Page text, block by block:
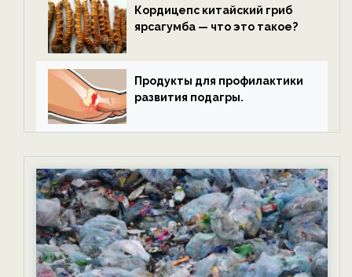
Кордицепс китайский гриб
ярсагумба — что это такое?
Продукты для профилактики
развития подагры.